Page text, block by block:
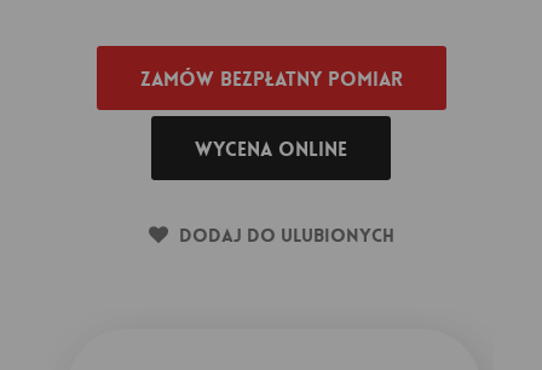
Zamów bezpłatny pomiar
Wycena online
Dodaj do ulubionych